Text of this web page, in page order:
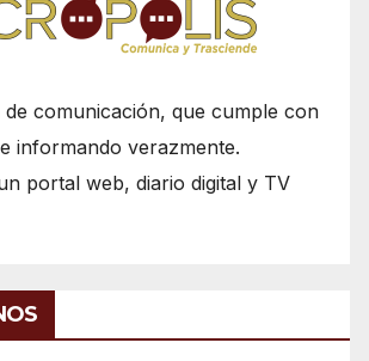
de comunicación, que cumple con
informando verazmente.
portal web, diario digital y TV